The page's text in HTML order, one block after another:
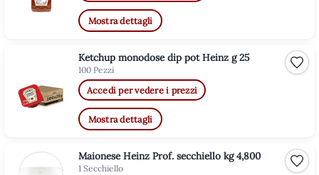
Mostra dettagli
Ketchup monodose dip pot Heinz g 25
100 Pezzi
Accedi per vedere i prezzi
Mostra dettagli
Maionese Heinz Prof. secchiello kg 4,800
1 Secchiello